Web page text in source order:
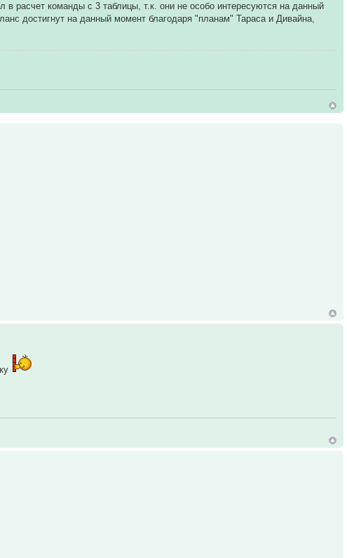
расчет команды с 3 таблицы, т.к. они не особо интересуются на данный
достигнут на данный момент благодаря "планам" Тараса и Дивайна,